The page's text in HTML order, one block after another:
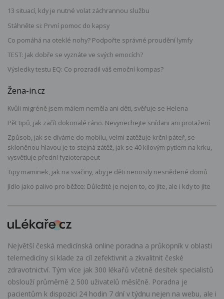
13 situací, kdy je nutné volat záchrannou službu
Stáhněte si: První pomoc do kapsy
Co pomáhá na oteklé nohy? Podpořte správné proudění lymfy
TEST: Jak dobře se vyznáte ve svých emocích?
Výsledky testu EQ: Co prozradil váš emoční kompas?
Žena-in.cz
Kvůli migréně jsem málem neměla ani děti, svěřuje se Helena
Pět tipů, jak začít dokonalé ráno. Nevynechejte snídani ani protažení
Způsob, jak se díváme do mobilu, velmi zatěžuje krční páteř, se
skloněnou hlavou je to stejná zátěž, jak se 40 kilovým pytlem na krku,
vysvětluje přední fyzioterapeut
Tipy maminek, jak na svačiny, aby je děti nenosily nesnědené domů
Jídlo jako palivo pro běžce: Důležité je nejen to, co jíte, ale i kdy to jíte
Největší česká medicínská online poradna a průkopník v oblasti
telemedicíny si klade za cíl zefektivnit a zkvalitnit české
zdravotnictví. Tým více jak 300 lékařů včetně desítek specialistů
obslouží průměrně 2 500 uživatelů měsíčně. Poradna je
pacientům k dispozici 24 hodin 7 dní v týdnu nejen na webu, ale i